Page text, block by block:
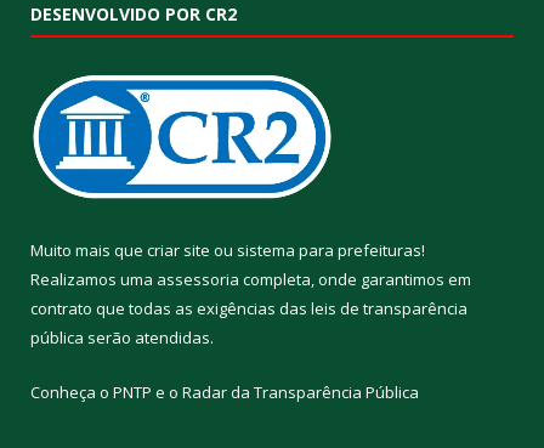
DESENVOLVIDO POR CR2
Muito mais que criar site ou sistema para prefeituras!
Realizamos uma assessoria completa, onde garantimos em
contrato que todas as exigências das leis de transparência
pública serão atendidas.
Conheça o PNTP e o Radar da Transparência Pública